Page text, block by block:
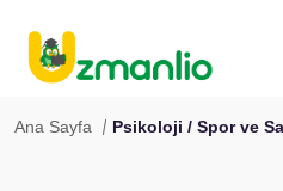
Ana Sayfa Psikoloji / Spor ve